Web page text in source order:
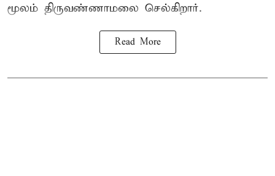
மூலம் திருவண்ணாமலை செல்கிறார்.
Read More